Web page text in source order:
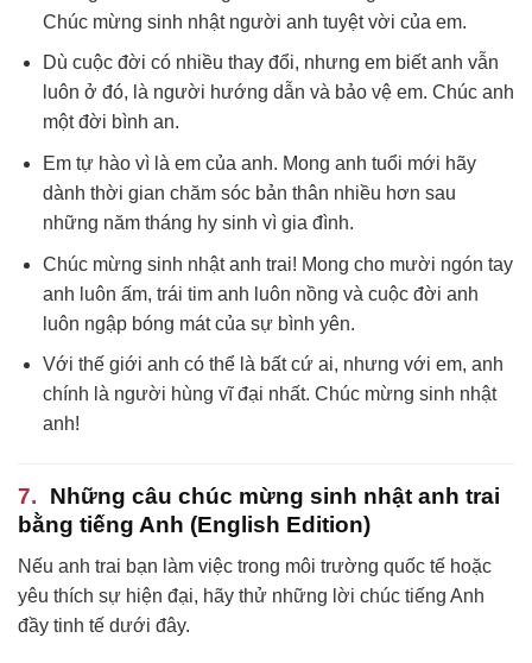
Chúc mừng sinh nhật người anh tuyệt vời của em.
Dù cuộc đời có nhiều thay đổi, nhưng em biết anh vẫn
luôn ở đó, là người hướng dẫn và bảo vệ em. Chúc anh
một đời bình an.
Em tự hào vì là em của anh. Mong anh tuổi mới hãy
dành thời gian chăm sóc bản thân nhiều hơn sau
những năm tháng hy sinh vì gia đình.
Chúc mừng sinh nhật anh trai! Mong cho mười ngón tay
anh luôn ấm, trái tim anh luôn nồng và cuộc đời anh
luôn ngập bóng mát của sự bình yên.
Với thế giới anh có thể là bất cứ ai, nhưng với em, anh
chính là người hùng vĩ đại nhất. Chúc mừng sinh nhật
anh!
Những câu chúc mừng sinh nhật anh trai
bằng tiếng Anh (English Edition)
Nếu anh trai bạn làm việc trong môi trường quốc tế hoặc
yêu thích sự hiện đại, hãy thử những lời chúc tiếng Anh
đầy tinh tế dưới đây.